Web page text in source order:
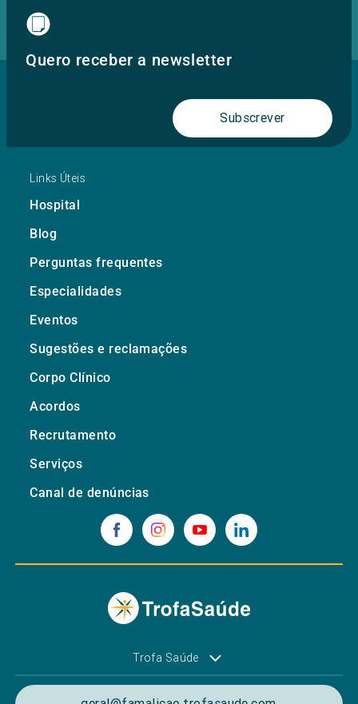
Quero receber a newsletter
Subscrever
Links Úteis
Hospital
Blog
Perguntas frequentes
Especialidades
Eventos
Sugestões e reclamações
Corpo Clínico
Acordos
Recrutamento
Serviços
Canal de denúncias
Trofa Saúde